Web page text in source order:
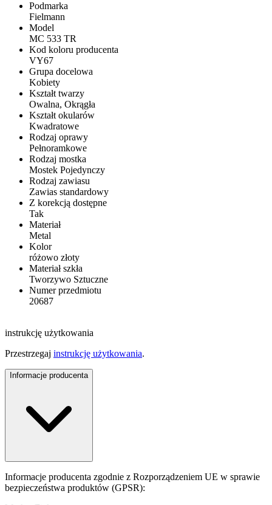
Podmarka
Fielmann
Model
MC 533 TR
Kod koloru producenta
VY67
Grupa docelowa
Kobiety
Kształt twarzy
Owalna, Okrągła
Kształt okularów
Kwadratowe
Rodzaj oprawy
Pełnoramkowe
Rodzaj mostka
Mostek Pojedynczy
Rodzaj zawiasu
Zawias standardowy
Z korekcją dostępne
Tak
Materiał
Metal
Kolor
różowo złoty
Materiał szkła
Tworzywo Sztuczne
Numer przedmiotu
20687
instrukcję użytkowania
Przestrzegaj instrukcję użytkowania.
Informacje producenta
Informacje producenta zgodnie z Rozporządzeniem UE w sprawie
bezpieczeństwa produktów (GPSR):